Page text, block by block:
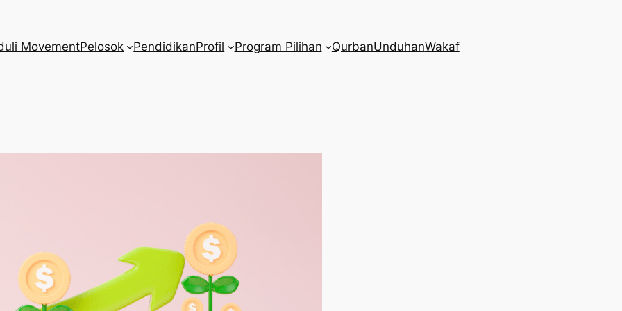
MovementPelosok PendidikanProfil Program Pilihan QurbanUnduhanWakaf